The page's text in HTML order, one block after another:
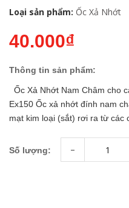
Loại sản phẩm: Ốc Xả Nhớt
40.000₫
Thông tin sản phẩm:
Ốc Xả Nhớt Nam Châm cho
Ex150 Ốc xả nhớt đính nam
mạt kim loại (sắt) rơi ra từ các
Số lượng: -